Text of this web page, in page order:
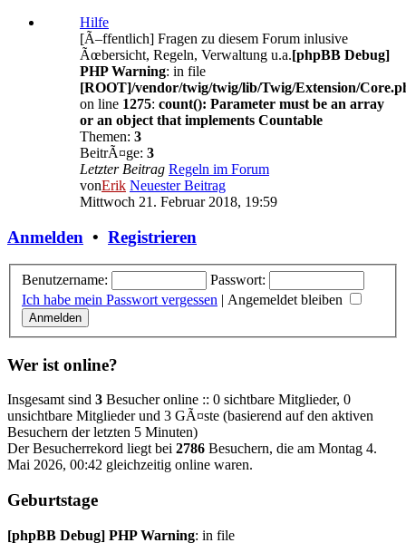
Hilfe
[Ã–ffentlich] Fragen zu diesem Forum inlusive
Ãœbersicht, Regeln, Verwaltung u.a.[phpBB Debug]
PHP Warning: in file
[ROOT]/vendor/twig/twig/lib/Twig/Extension/
on line 1275: count(): Parameter must be an array
or an object that implements Countable
Themen: 3
BeitrÃ¤ge: 3
Letzter Beitrag Regeln im Forum
vonErik Neuester Beitrag
Mittwoch 21. Februar 2018, 19:59
Anmelden • Registrieren
Benutzername:
Passwort:
Ich habe mein Passwort vergessen | Angemeldet bleiben
Wer ist online?
Insgesamt sind 3 Besucher online :: 0 sichtbare Mitglieder, 0
unsichtbare Mitglieder und 3 GÃ¤ste (basierend auf den aktiven
Besuchern der letzten 5 Minuten)
Der Besucherrekord liegt bei 2786 Besuchern, die am Montag 4.
Mai 2026, 00:42 gleichzeitig online waren.
Geburtstage
[phpBB Debug] PHP Warning: in file